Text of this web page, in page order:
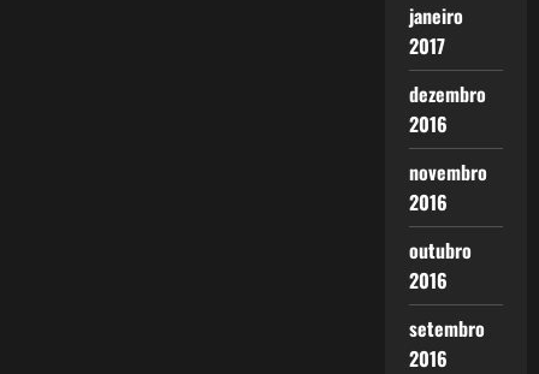
janeiro
2017
dezembro
2016
novembro
2016
outubro
2016
setembro
2016